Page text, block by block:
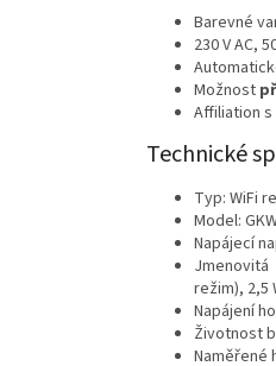
Barevné
230 V AC,
Možnost
Affiliation
Technické
Typ: WiFi
Model:
Napájecí
režim), 2,5
Napájení
Životnost
Naměřené